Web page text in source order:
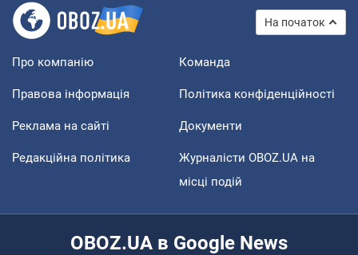
На початок
Про компанію Команда
Правова інформація Політика конфіденційності
Реклама на сайті Документи
Редакційна політика
Журналісти OBOZ.UA на
місці подій
OBOZ.UA в Google News